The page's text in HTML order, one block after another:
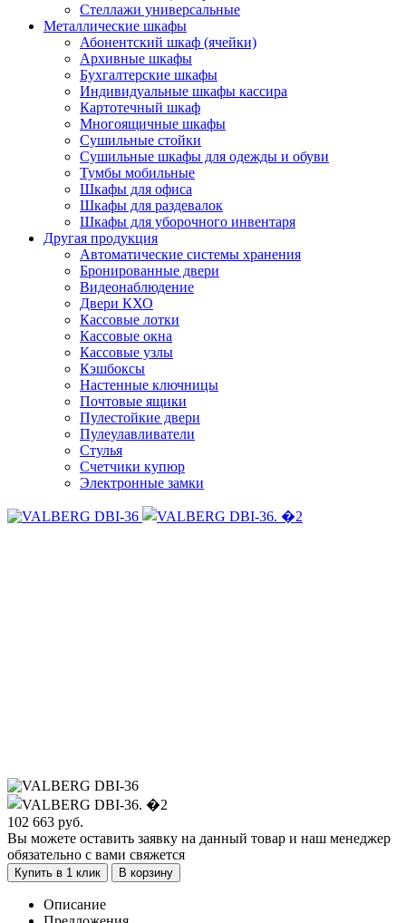
Стеллажи универсальные
Металлические шкафы
Абонентский шкаф (ячейки)
Архивные шкафы
Бухгалтерские шкафы
Индивидуальные шкафы кассира
Картотечный шкаф
Многоящичные шкафы
Сушильные стойки
Сушильные шкафы для одежды и обуви
Тумбы мобильные
Шкафы для офиса
Шкафы для раздевалок
Шкафы для уборочного инвентаря
Другая продукция
Автоматические системы хранения
Бронированные двери
Видеонаблюдение
Двери КХО
Кассовые лотки
Кассовые окна
Кассовые узлы
Кэшбоксы
Настенные ключницы
Почтовые ящики
Пулестойкие двери
Пулеулавливатели
Стулья
Счетчики купюр
Электронные замки
102 663 руб.
Вы можете оставить заявку на данный товар и наш менеджер
обязательно с вами свяжется
Купить в 1 клик В корзину
Описание